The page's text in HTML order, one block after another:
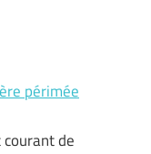
périmée
de